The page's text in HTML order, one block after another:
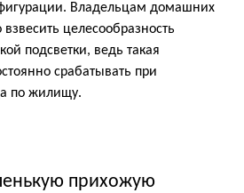
Владельцам домашних
целесообразность
подсветки, ведь такая
срабатывать при
по жилищу.
прихожую